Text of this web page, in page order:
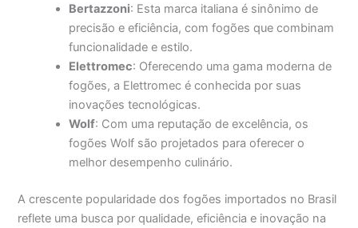
Bertazzoni: Esta marca italiana é sinônimo de
precisão e eficiência, com fogões que combinam
funcionalidade e estilo.
Elettromec: Oferecendo uma gama moderna de
fogões, a Elettromec é conhecida por suas
inovações tecnológicas.
Wolf: Com uma reputação de excelência, os
fogões Wolf são projetados para oferecer o
melhor desempenho culinário.
A crescente popularidade dos fogões importados no Brasil
reflete uma busca por qualidade, eficiência e inovação na